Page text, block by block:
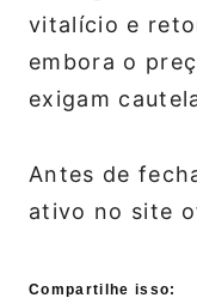
vitalício e
embora o
exigam
Antes de
ativo no site
Compartilhe isso: